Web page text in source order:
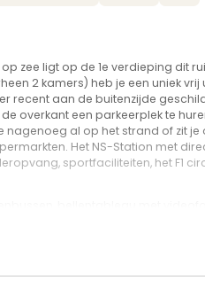
zee ligt op de 1e verdieping dit
2 kamers) heb je een uniek
recent aan de buitenzijde
overkant een parkeerplek te
nagenoeg al op het strand of zit
Het NS-Station met
sportfaciliteiten, het F1
laminaatvloer en deur naar